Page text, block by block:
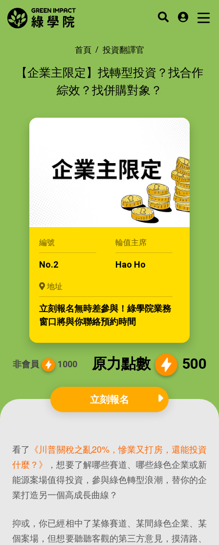
首頁 投資翻譯官
【企業主限定】找轉型投資？找合作
綜效？找併購對象？
編號
No.2
輪值主席
Hao Ho
地址
立刻報名無時差參與！綠學院業務
窗口將與你聯絡預約時間
非會員 1000 原力點數 500
立刻報名
看了 《川普關稅之亂20%，慘業又打房，還能投資
什麼？》
，想要了解哪些賽道、哪些綠色企業或新
能源案場值得投資，參與綠色轉型浪潮，替你的企
業打造另一個高成長曲線？
抑或，你已經相中了某條賽道、某間綠色企業、某
個案場，但想要聽聽客觀的第三方意見，摸清路、